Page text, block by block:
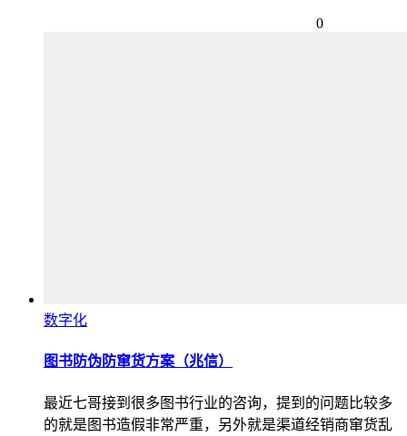
0
数字化
图书防伪防窜货方案（兆信）
最近七哥接到很多图书行业的咨询，提到的问题比较多
的就是图书造假非常严重，另外就是渠道经销商窜货乱